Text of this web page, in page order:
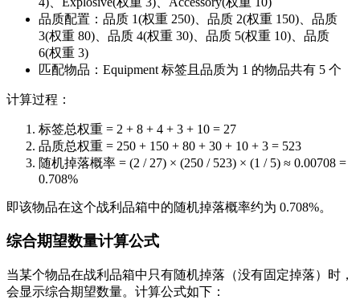
品质配置：品质 1(权重 250)、品质 2(权重 150)、品质
3(权重 80)、品质 4(权重 30)、品质 5(权重 10)、品质
6(权重 3)
匹配物品：Equipment 标签且品质为 1 的物品共有 5 个
计算过程：
标签总权重 = 2 + 8 + 4 + 3 + 10 = 27
品质总权重 = 250 + 150 + 80 + 30 + 10 + 3 = 523
随机掉落概率 = (2 / 27) × (250 / 523) × (1 / 5) ≈ 0.00708 =
0.708%
即该物品在这个战利品箱中的随机掉落概率约为 0.708%。
综合期望数量计算公式
当某个物品在战利品箱中只有随机掉落（没有固定掉落）时，
会显示综合期望数量。计算公式如下：